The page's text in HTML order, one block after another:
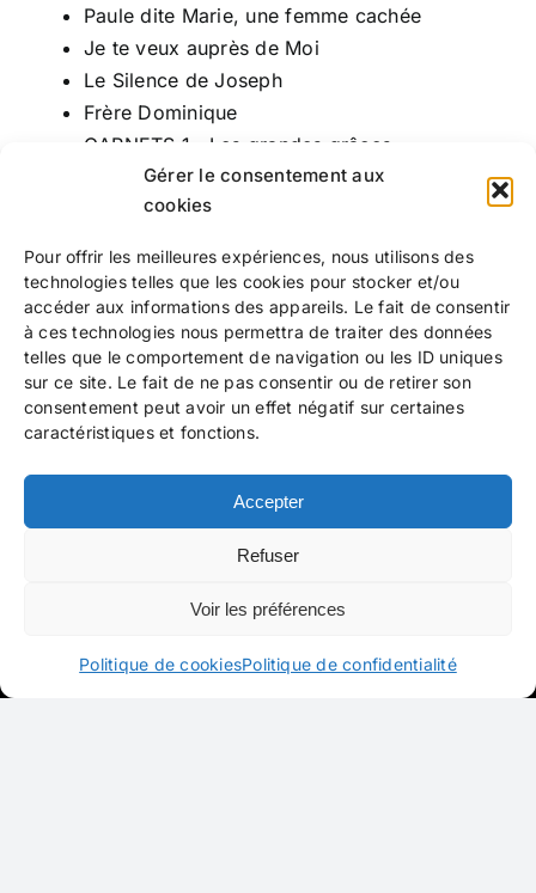
Gérer le consentement aux
cookies
Pour offrir les meilleures expériences, nous utilisons des
technologies telles que les cookies pour stocker et/ou
accéder aux informations des appareils. Le fait de consentir
à ces technologies nous permettra de traiter des données
telles que le comportement de navigation ou les ID uniques
sur ce site. Le fait de ne pas consentir ou de retirer son
consentement peut avoir un effet négatif sur certaines
caractéristiques et fonctions.
Accepter
Refuser
Voir les préférences
Politique de cookiesPolitique de confidentialité
Paule dite Marie, une femme cachée
Je te veux auprès de Moi
Le Silence de Joseph
Frère Dominique
CARNETS 1 : Les grandes grâces
CARNET 4 : Le mystère de paternité
Carnet 5 : « En holocauste sur l’autel »
CARNETS 3 : Du sacerdoce à la filiation
Deux grandes grâces de Marie de la Trinité